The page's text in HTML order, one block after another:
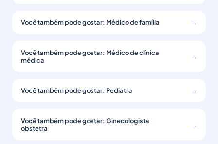
Você também pode gostar: Médico de família →
Você também pode gostar: Médico de clínica
médica
→
Você também pode gostar: Pediatra →
Você também pode gostar: Ginecologista
obstetra
→